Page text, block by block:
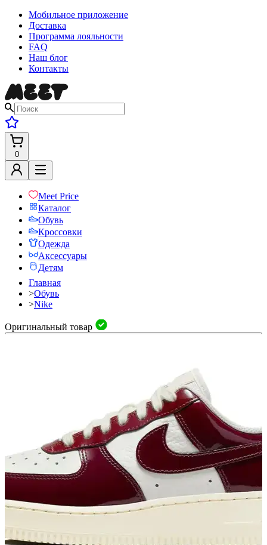
Мобильное приложение
Доставка
Программа лояльности
FAQ
Наш блог
Контакты
0
Meet Price
Каталог
Обувь
Кроссовки
Одежда
Аксессуары
Детям
Главная
>Обувь
>Nike
Оригинальный товар